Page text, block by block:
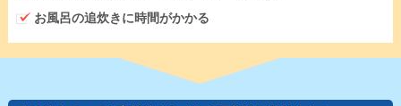
お風呂の追炊きに時間がかかる